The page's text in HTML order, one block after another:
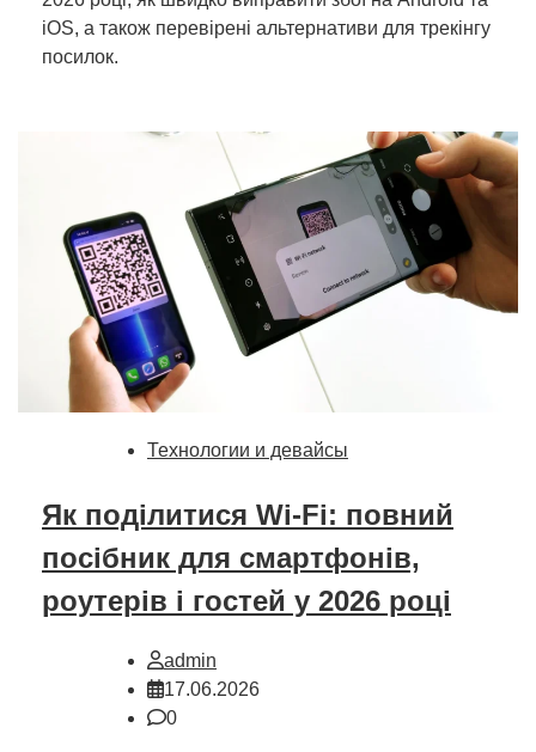
iOS, а також перевірені альтернативи для трекінгу
посилок.
Технологии и девайсы
Як поділитися Wi-Fi: повний
посібник для смартфонів,
роутерів і гостей у 2026 році
admin
17.06.2026
0